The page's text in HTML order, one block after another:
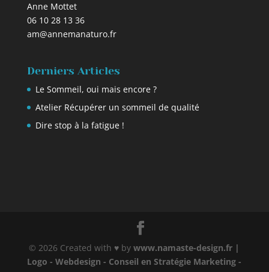
Anne Mottet
06 10 28 13 36
am@annemanaturo.fr
Derniers Articles
Le Sommeil, oui mais encore ?
Atelier Récupérer un sommeil de qualité
Dire stop à la fatigue !
© 2026 Created with ♥ bywww.namaste-design.fr |
Logo - Webdesign - Conseil en Stratégie Marketing -